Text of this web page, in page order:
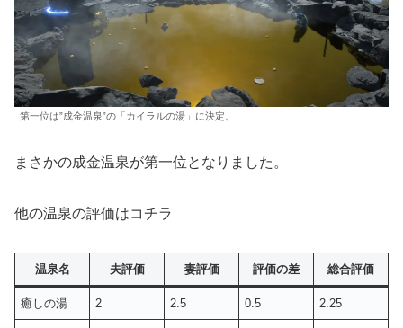
第一位は”成金温泉”の「カイラルの湯」に決定。
まさかの成金温泉が第一位となりました。
他の温泉の評価はコチラ
温泉名 夫評価 妻評価 評価の差 総合評価
癒しの湯 2 2.5 0.5 2.25